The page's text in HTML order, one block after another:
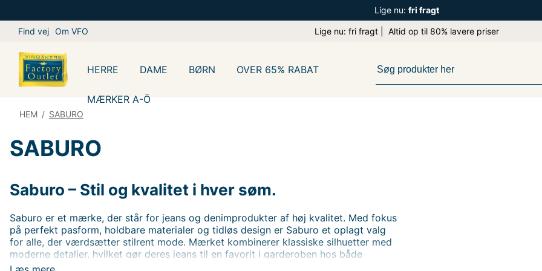
Lige nu: fri fragt
Find vej Om VFO Lige nu: fri fragt | Altid op til 80% lavere priser
HERRE DAME BØRN OVER 65% RABAT
MÆRKER A-Ö
HEM / SABURO
SABURO
Saburo – Stil og kvalitet i hver søm.
Saburo er et mærke, der står for jeans og denimprodukter af høj kvalitet. Med fokus
på perfekt pasform, holdbare materialer og tidløs design er Saburo et oplagt valg
for alle, der værdsætter stilrent mode. Mærket kombinerer klassiske silhuetter med
moderne detaljer, hvilket gør deres jeans til en favorit i garderoben hos både
kvinder og mænd.